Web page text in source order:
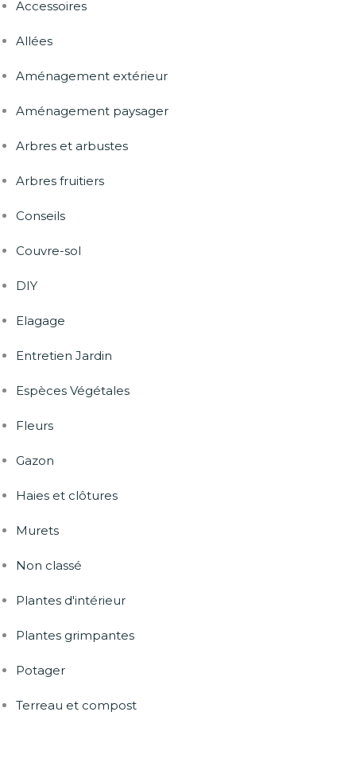
Accessoires
Allées
Aménagement extérieur
Aménagement paysager
Arbres et arbustes
Arbres fruitiers
Conseils
Couvre-sol
DIY
Elagage
Entretien Jardin
Espèces Végétales
Fleurs
Gazon
Haies et clôtures
Murets
Non classé
Plantes d'intérieur
Plantes grimpantes
Potager
Terreau et compost